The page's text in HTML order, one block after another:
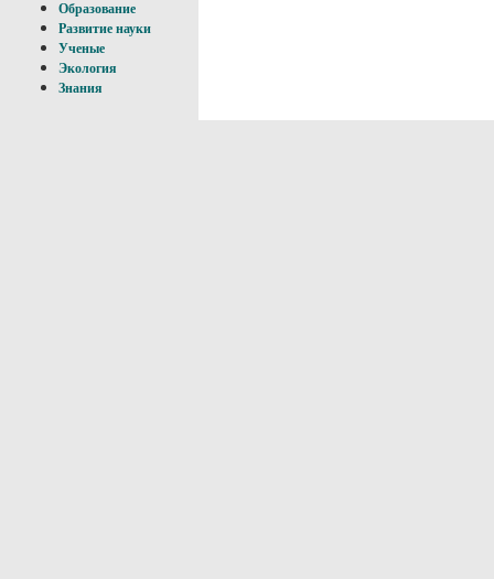
Образование
Развитие науки
Ученые
Экология
Знания